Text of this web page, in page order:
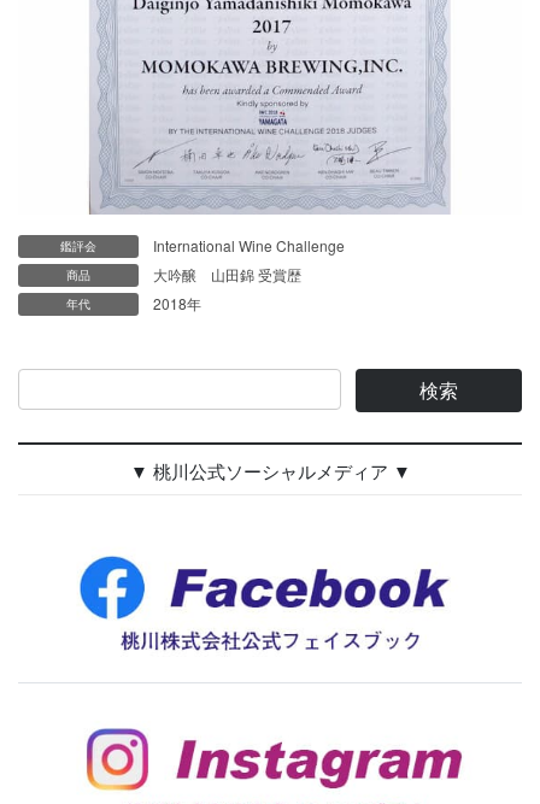
鑑評会 International Wine Challenge
商品 大吟醸 山田錦 受賞歴
年代 2018年
▼ 桃川公式ソーシャルメディア ▼